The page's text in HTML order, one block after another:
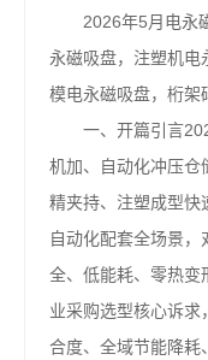
2026年5月电永磁
永磁吸盘，注塑机电
模电永磁吸盘，桁架
一、开篇引言
机加、自动化冲压仓
精夹持、注塑成型快
自动化配套全场景
全、低能耗、零热变
业采购选型核心诉求
合度、全域节能降耗